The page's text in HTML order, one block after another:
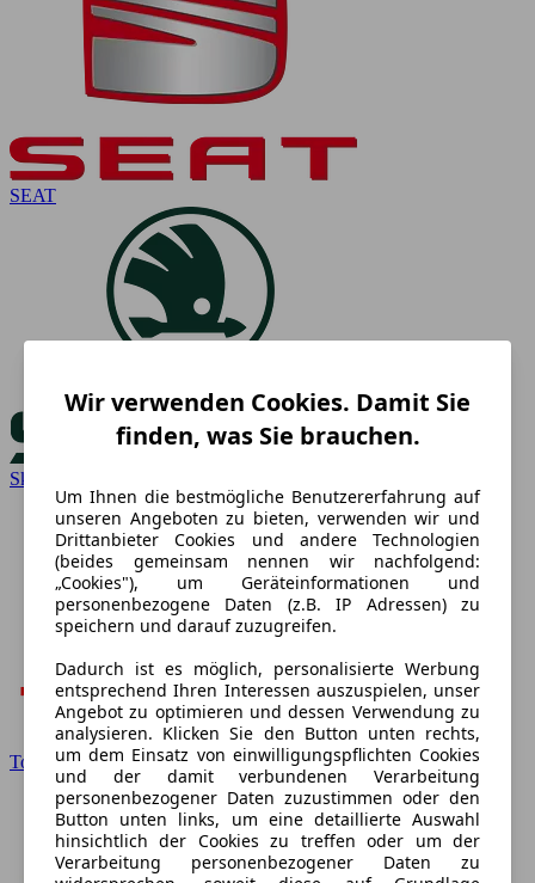
SEAT
Skoda
Toyota
Wir verwenden Cookies. Damit Sie
finden, was Sie brauchen.
Um Ihnen die bestmögliche Benutzererfahrung auf
unseren Angeboten zu bieten, verwenden wir und
Drittanbieter Cookies und andere Technologien
(beides gemeinsam nennen wir nachfolgend:
„Cookies"), um Geräteinformationen und
personenbezogene Daten (z.B. IP Adressen) zu
speichern und darauf zuzugreifen.
Dadurch ist es möglich, personalisierte Werbung
entsprechend Ihren Interessen auszuspielen, unser
Angebot zu optimieren und dessen Verwendung zu
analysieren. Klicken Sie den Button unten rechts,
um dem Einsatz von einwilligungspflichten Cookies
und der damit verbundenen Verarbeitung
personenbezogener Daten zuzustimmen oder den
Button unten links, um eine detaillierte Auswahl
hinsichtlich der Cookies zu treffen oder um der
Verarbeitung personenbezogener Daten zu